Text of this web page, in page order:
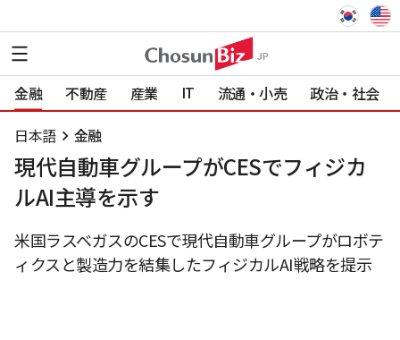
金融 不動産 産業 IT 流通・小売 政治・社会
日本語 金融
現代自動車グループがCESでフィジカ
ルAI主導を示す
米国ラスベガスのCESで現代自動車グループがロボテ
ィクスと製造力を結集したフィジカルAI戦略を提示